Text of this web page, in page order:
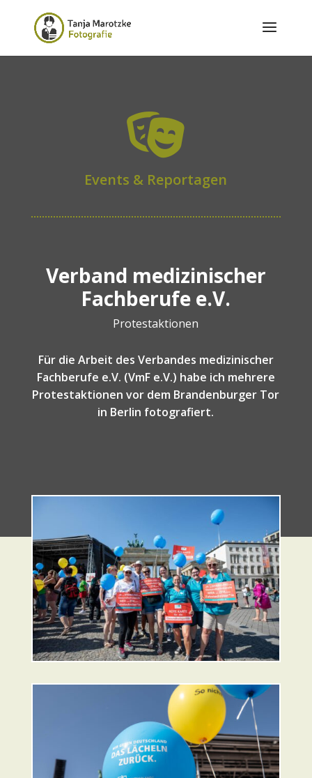

Events & Reportagen
Verband medizinischer
Fachberufe e.V.
Protestaktionen
Für die Arbeit des Verbandes medizinischer
Fachberufe e.V. (VmF e.V.) habe ich mehrere
Protestaktionen vor dem Brandenburger Tor
in Berlin fotografiert.